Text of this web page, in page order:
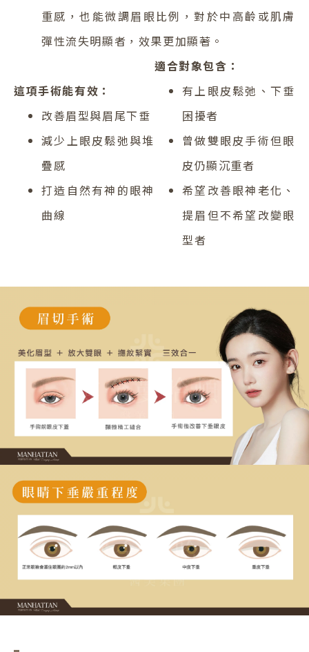
重感，也能微調眉眼比例，對於中高齡或肌膚
彈性流失明顯者，效果更加顯著。
這項手術能有效：
改善眉型與眉尾下垂
減少上眼皮鬆弛與堆
疊感
打造自然有神的眼神
曲線
適合對象包含：
有上眼皮鬆弛、下垂
困擾者
曾做雙眼皮手術但眼
皮仍顯沉重者
希望改善眼神老化、
提眉但不希望改變眼
型者